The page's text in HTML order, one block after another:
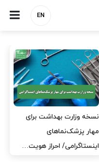
EN
مدیریت سلامت، میدان
آزمون و خطا نیست